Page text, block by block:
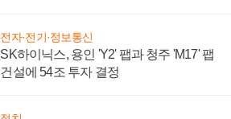
전자·전기·정보통신
SK하이닉스, 용인 'Y2' 팹과 청주 'M17' 팹
건설에 54조 투자 결정